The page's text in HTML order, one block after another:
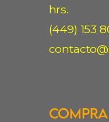
hrs.
(449) 153